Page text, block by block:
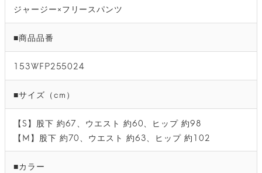
ジャージー×フリースパンツ
■商品品番
153WFP255024
■サイズ（cm）
【S】股下 約67、ウエスト 約60、ヒップ 約98
【M】股下 約70、ウエスト 約63、ヒップ 約102
■カラー